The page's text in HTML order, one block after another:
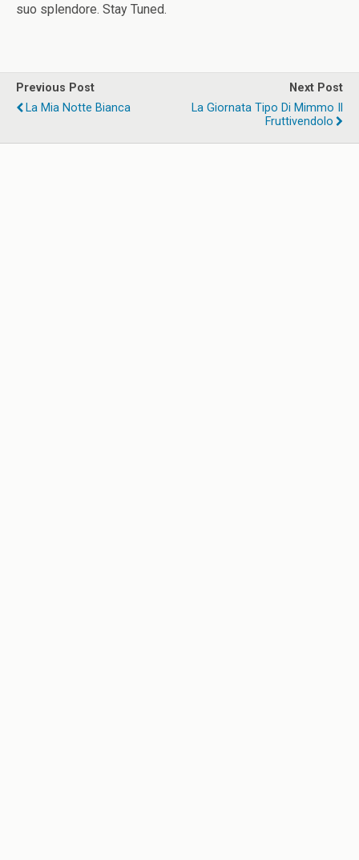
suo splendore. Stay Tuned.
Previous Post
La Mia Notte Bianca
Next Post
La Giornata Tipo Di Mimmo Il
Fruttivendolo